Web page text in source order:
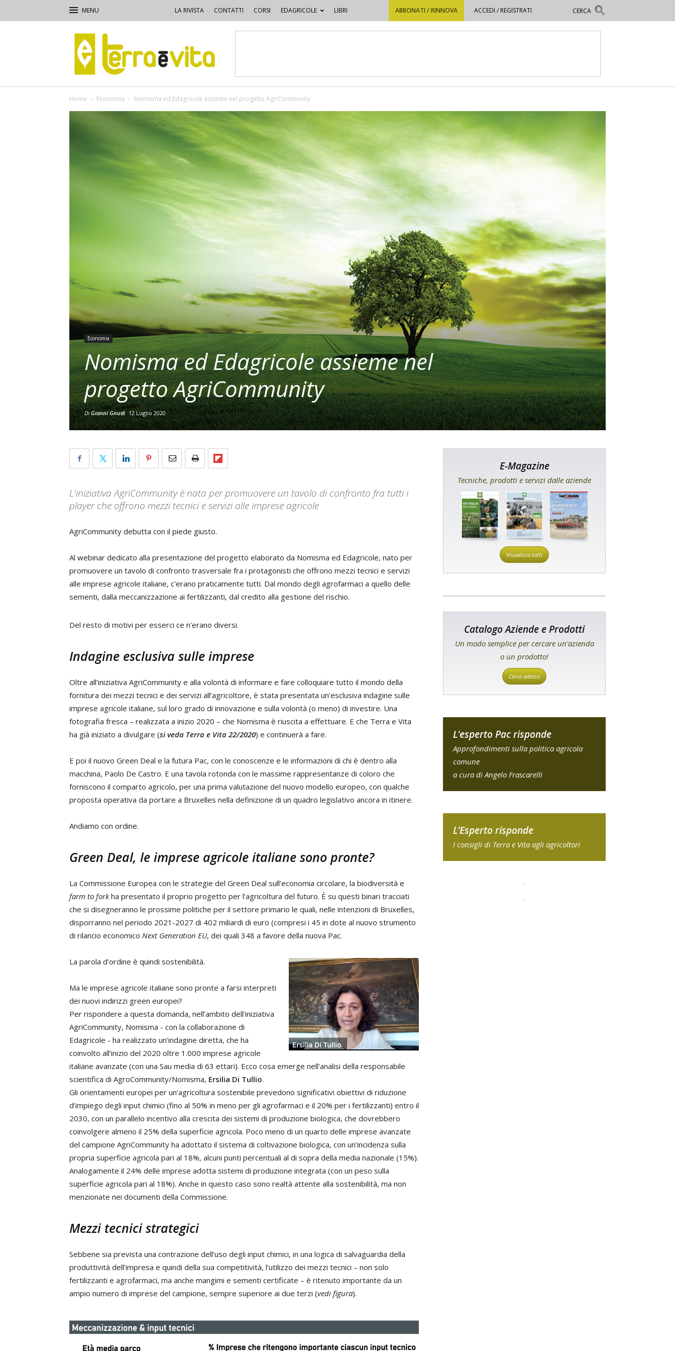
LA RIVISTA CONTATTI CORSI EDAGRICOLE LIBRI ABBONATI / RINNOVA ACCEDI / REGISTRATI
Terra
e
Vita
Home Economia Nomisma ed Edagricole assieme nel progetto AgriCommunity
Economia
Nomisma ed Edagricole assieme nel
progetto AgriCommunity
DiGianni Gnudi 12 Luglio 2020
L'iniziativa AgriCommunity è nata per promuovere un tavolo di confronto fra tutti i
player che offrono mezzi tecnici e servizi alle imprese agricole
AgriCommunity debutta con il piede giusto.
Al webinar dedicato alla presentazione del progetto elaborato da Nomisma ed Edagricole, nato per
promuovere un tavolo di confronto trasversale fra i protagonisti che offrono mezzi tecnici e servizi
alle imprese agricole italiane, c'erano praticamente tutti. Dal mondo degli agrofarmaci a quello delle
sementi, dalla meccanizzazione ai fertilizzanti, dal credito alla gestione del rischio.
Del resto di motivi per esserci ce n'erano diversi.
Indagine esclusiva sulle imprese
Oltre all'iniziativa AgriCommunity e alla volontà di informare e fare colloquiare tutto il mondo della
fornitura dei mezzi tecnici e dei servizi all’agricoltore, è stata presentata un’esclusiva indagine sulle
imprese agricole italiane, sul loro grado di innovazione e sulla volontà (o meno) di investire. Una
fotografia fresca – realizzata a inizio 2020 – che Nomisma è riuscita a effettuare. E che Terra e Vita
ha già iniziato a divulgare (si veda Terra e Vita 22/2020) e continuerà a fare.
E poi il nuovo Green Deal e la futura Pac, con le conoscenze e le informazioni di chi è dentro alla
macchina, Paolo De Castro. E una tavola rotonda con le massime rappresentanze di coloro che
forniscono il comparto agricolo, per una prima valutazione del nuovo modello europeo, con qualche
proposta operativa da portare a Bruxelles nella definizione di un quadro legislativo ancora in itinere.
Andiamo con ordine.
Green Deal, le imprese agricole italiane sono pronte?
La Commissione Europea con le strategie del Green Deal sull’economia circolare, la biodiversità e
farm to forkha presentato il proprio progetto per l’agricoltura del futuro. È su questi binari tracciati
che si disegneranno le prossime politiche per il settore primario le quali, nelle intenzioni di Bruxelles,
disporranno nel periodo 2021-2027 di 402 miliardi di euro (compresi i 45 in dote al nuovo strumento
di rilancio economico Next Generation EU, dei quali 348 a favore della nuova Pac.
La parola d’ordine è quindi sostenibilità.
Ma le imprese agricole italiane sono pronte a farsi interpreti
dei nuovi indirizzi green europei?
Per rispondere a questa domanda, nell’ambito dell’iniziativa
AgriCommunity, Nomisma - con la collaborazione di
Edagricole - ha realizzato un’indagine diretta, che ha
coinvolto all’inizio del 2020 oltre 1.000 imprese agricole
italiane avanzate (con una Sau media di 63 ettari). Ecco cosa emerge nell'analisi della responsabile
scientifica di AgroCommunity/Nomisma, Ersilia Di Tullio.
Gli orientamenti europei per un’agricoltura sostenibile prevedono significativi obiettivi di riduzione
d’impiego degli input chimici (fino al 50% in meno per gli agrofarmaci e il 20% per i fertilizzanti) entro il
2030, con un parallelo incentivo alla crescita dei sistemi di produzione biologica, che dovrebbero
coinvolgere almeno il 25% della superficie agricola. Poco meno di un quarto delle imprese avanzate
del campione AgriCommunity ha adottato il sistema di coltivazione biologica, con un’incidenza sulla
propria superficie agricola pari al 18%, alcuni punti percentuali al di sopra della media nazionale (15%).
Analogamente il 24% delle imprese adotta sistemi di produzione integrata (con un peso sulla
superficie agricola pari al 18%). Anche in questo caso sono realtà attente alla sostenibilità, ma non
menzionate nei documenti della Commissione.
Mezzi tecnici strategici
Sebbene sia prevista una contrazione dell’uso degli input chimici, in una logica di salvaguardia della
produttività dell’impresa e quindi della sua competitività, l’utilizzo dei mezzi tecnici – non solo
fertilizzanti e agrofarmaci, ma anche mangimi e sementi certificate – è ritenuto importante da un
ampio numero di imprese del campione, sempre superiore ai due terzi (vedi figura).
E-Magazine
Tecniche, prodotti e servizi dalle aziende
Visualizza tutti
Catalogo Aziende e Prodotti
Un modo semplice per cercare un'azienda
o un prodotto!
Cerca adesso
L'esperto Pac risponde
Approfondimenti sulla politica agricola
comune
a cura di Angelo Frascarelli
L'Esperto risponde
I consigli di Terra e Vita agli agricoltori